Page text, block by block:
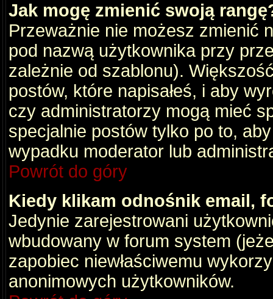
Jak mogę zmienić swoją
Przeważnie nie możesz zmienić
pod nazwą użytkownika przy
zależnie od szablonu).
postów, które napisałeś, i aby
czy administratorzy mogą mieć
specjalnie postów tylko po to,
wypadku moderator lub
Powrót do góry
Kiedy klikam odnośnik email,
Jedynie zarejestrowani
wbudowany w forum system
zapobiec niewłaściwemu
anonimowych użytkowników.